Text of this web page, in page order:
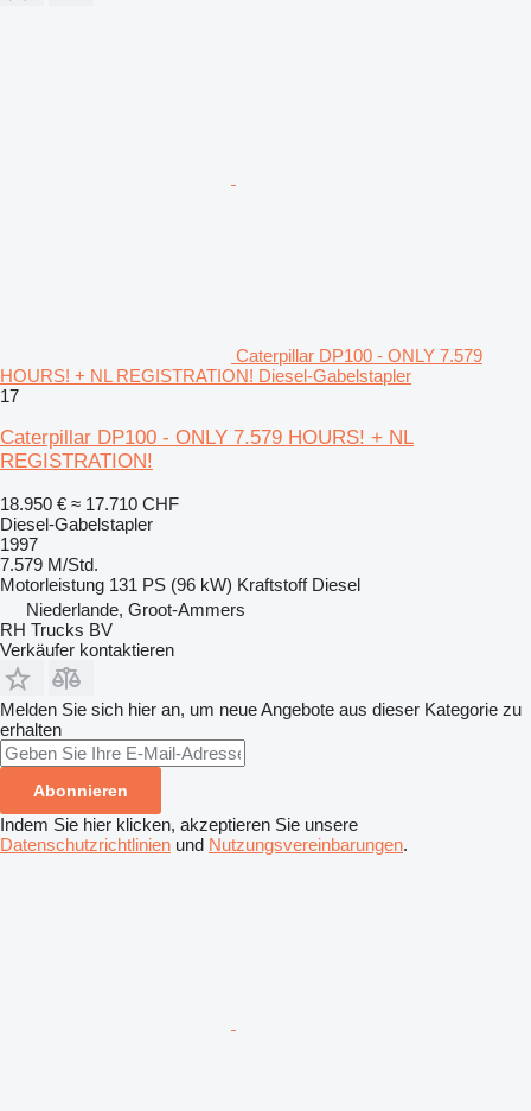
Caterpillar DP100 - ONLY 7.579
HOURS! + NL REGISTRATION! Diesel-Gabelstapler
17
Caterpillar DP100 - ONLY 7.579 HOURS! + NL
REGISTRATION!
18.950 € ≈ 17.710 CHF
Diesel-Gabelstapler
1997
7.579 M/Std.
Motorleistung 131 PS (96 kW) Kraftstoff Diesel
Niederlande, Groot-Ammers
RH Trucks BV
Verkäufer kontaktieren
Melden Sie sich hier an, um neue Angebote aus dieser Kategorie zu
erhalten
Abonnieren
Indem Sie hier klicken, akzeptieren Sie unsere
Datenschutzrichtlinien und Nutzungsvereinbarungen.